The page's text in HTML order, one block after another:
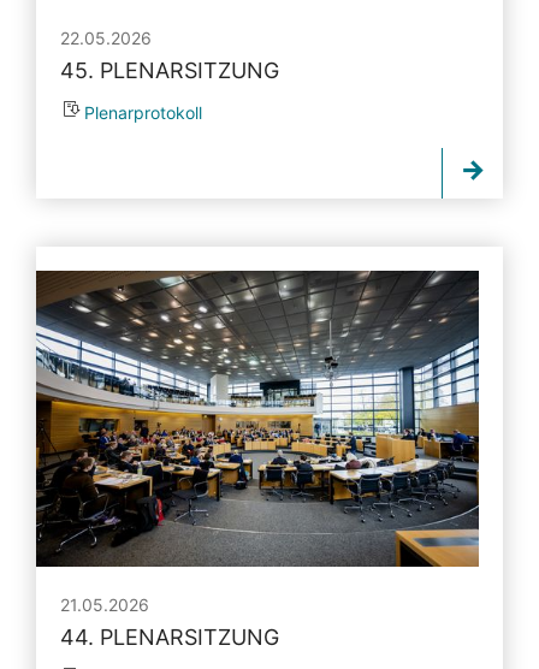
22.05.2026
45. PLENARSITZUNG
Plenarprotokoll
21.05.2026
44. PLENARSITZUNG